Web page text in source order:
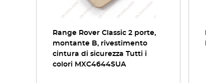
Range Rover Classic 2 porte,
montante B, rivestimento
cintura di sicurezza Tutti i
colori MXC4644SUA